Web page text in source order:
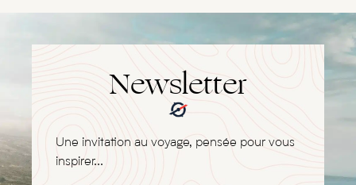
Newsletter
Une invitation au voyage, pensée pour vous
inspirer...